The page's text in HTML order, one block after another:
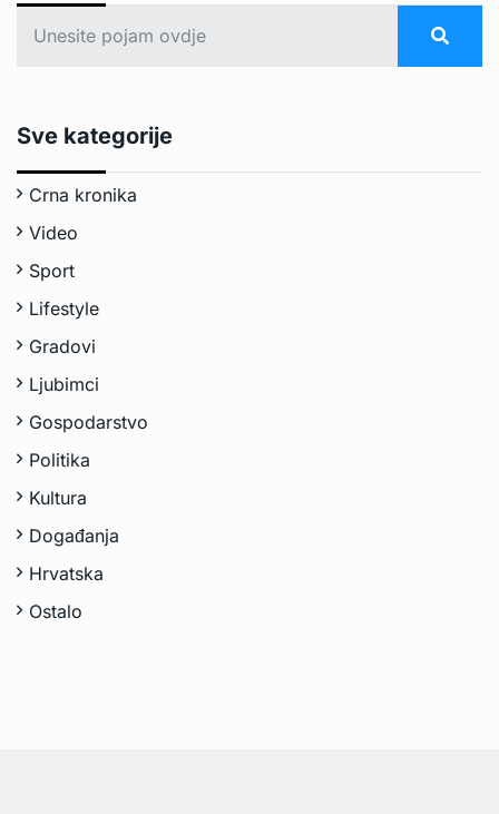
Sve kategorije
Crna kronika
Video
Sport
Lifestyle
Gradovi
Ljubimci
Gospodarstvo
Politika
Kultura
Događanja
Hrvatska
Ostalo